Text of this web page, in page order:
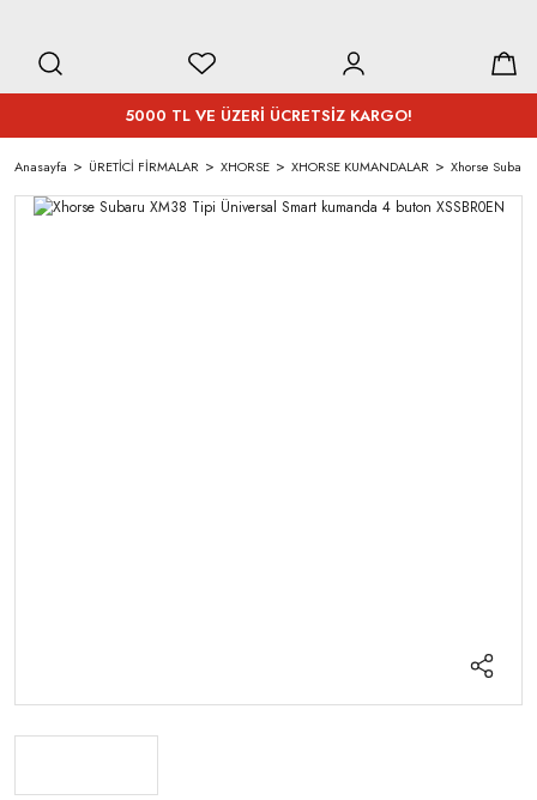
5000 TL VE ÜZERİ ÜCRETSİZ KARGO!
Anasayfa ÜRETİCİ FİRMALAR XHORSE XHORSE KUMANDALAR Xhorse